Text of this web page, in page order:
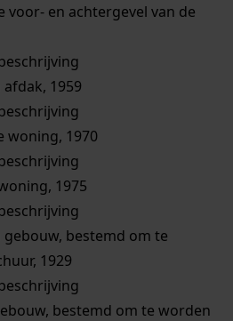
voor- en achtergevel van de
1959
woning, 1970
1975
bestemd om te
1929
bestemd om te worden